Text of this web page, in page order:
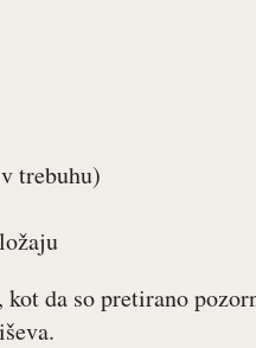
trebuhu)
da so pretirano